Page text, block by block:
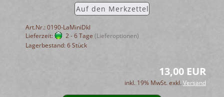
Auf den Merkzettel
Art.Nr.: 0190-LaMiniDkl
Lieferzeit:
2 - 6 Tage (Lieferoptionen)
Lagerbestand: 6 Stück
13,00 EUR
inkl. 19% MwSt. exkl.Versand